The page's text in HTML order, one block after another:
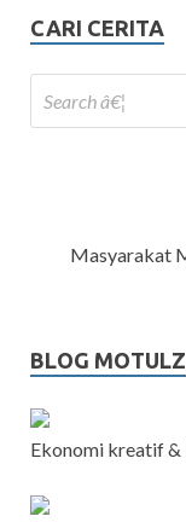
CARI CERITA
Masyarakat
BLOG MOTULZ
Ekonomi kreatif &